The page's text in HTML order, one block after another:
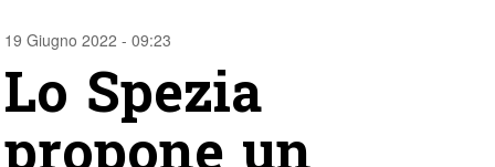
19 Giugno 2022 - 09:23
Lo Spezia
propone un